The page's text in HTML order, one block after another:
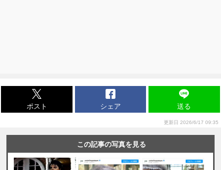
ポスト シェア 送る
更新日 2026/6/17 09:35
この記事の写真を見る